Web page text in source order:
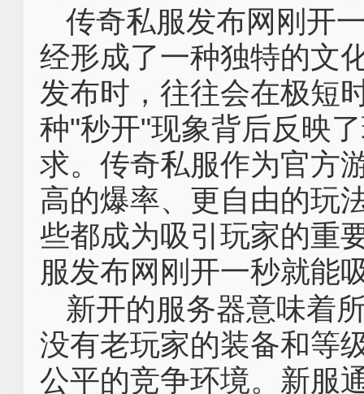
传奇私服发布网刚开
经形成了一种独特的文
发布时，往往会在极短
种"秒开"现象背后反映
求。传奇私服作为官方
高的爆率、更自由的玩
些都成为吸引玩家的重
服发布网刚开一秒就能
新开的服务器意味着
没有老玩家的装备和等
公平的竞争环境。新服